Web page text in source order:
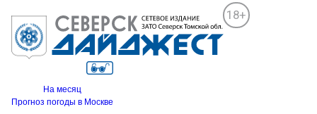
18+
На месяц
Прогноз погоды в Москве